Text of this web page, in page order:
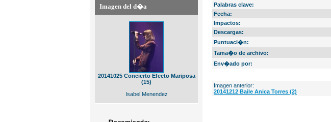
Imagen del d�a
20141025 Concierto Efecto Mariposa
(15)
Isabel Menendez
Palabras clave:
Fecha:
Impactos:
Descargas:
Puntuaci�n:
Tama�o de archivo:
Env�ado por:
Imagen anterior:
20141212 Baile Anica Torres (2)